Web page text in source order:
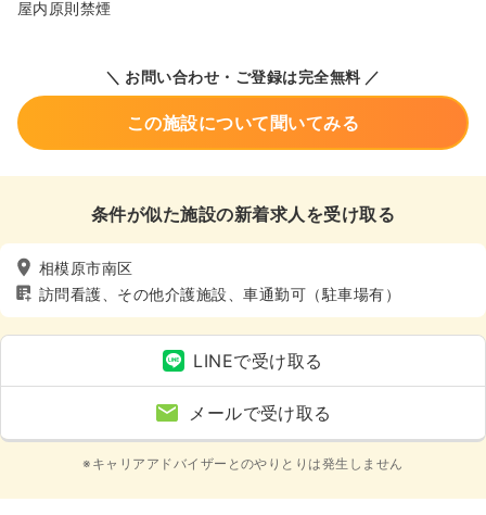
屋内原則禁煙
＼ お問い合わせ・ご登録は完全無料 ／
この施設について聞いてみる
条件が似た施設の新着求人を受け取る
相模原市南区
訪問看護、その他介護施設、車通勤可（駐車場有）
LINEで受け取る
メールで受け取る
※キャリアアドバイザーとのやりとりは発生しません